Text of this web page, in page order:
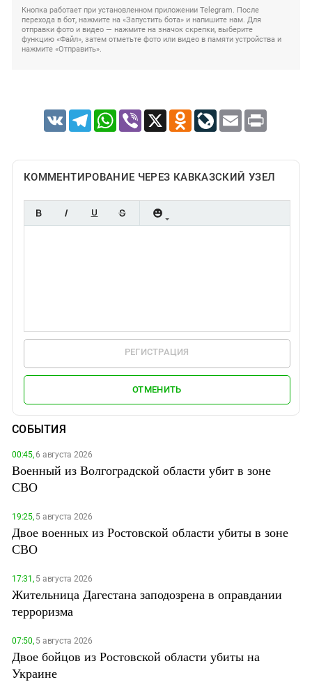
Кнопка работает при установленном приложении Telegram. После
перехода в бот, нажмите на «Запустить бота» и напишите нам. Для
отправки фото и видео — нажмите на значок скрепки, выберите
функцию «Файл», затем отметьте фото или видео в памяти устройства и
нажмите «Отправить».
VK TelegramWhatsApp
Viber X Odnoklassniki
LiveJournal
Email Print
КОММЕНТИРОВАНИЕ ЧЕРЕЗ КАВКАЗСКИЙ УЗЕЛ
РЕГИСТРАЦИЯ
ОТМЕНИТЬ
СОБЫТИЯ
00:45,6 августа 2026
Военный из Волгоградской области убит в зоне
СВО
19:25,5 августа 2026
Двое военных из Ростовской области убиты в зоне
СВО
17:31,5 августа 2026
Жительница Дагестана заподозрена в оправдании
терроризма
07:50,5 августа 2026
Двое бойцов из Ростовской области убиты на
Украине